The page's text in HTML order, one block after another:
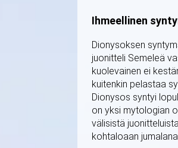
Ihmeellinen
Dionysoksen
juonitteli Semeleä
kuolevainen ei
kuitenkin pelastaa
Dionysos syntyi
on yksi mytologian
välisistä
kohtaloaan jumalana.